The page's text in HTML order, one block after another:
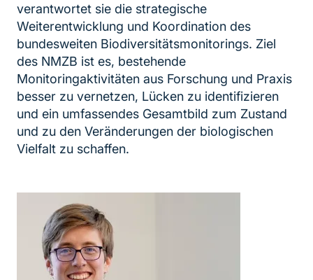
verantwortet sie die strategische
Weiterentwicklung und Koordination des
bundesweiten Biodiversitätsmonitorings. Ziel
des NMZB ist es, bestehende
Monitoringaktivitäten aus Forschung und Praxis
besser zu vernetzen, Lücken zu identifizieren
und ein umfassendes Gesamtbild zum Zustand
und zu den Veränderungen der biologischen
Vielfalt zu schaffen.